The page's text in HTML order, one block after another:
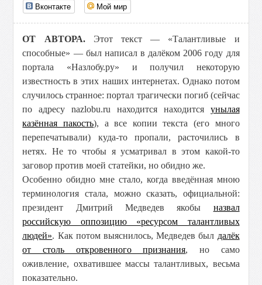
Вконтакте Мой мир
ОТ АВТОРА.Этот текст — «Талантливые и
способные» — был написал в далёком 2006 году для
портала «Назлобу.ру» и получил некоторую
известность в этих наших интернетах. Однако потом
случилось странное: портал трагически погиб (сейчас
по адресу nazlobu.ru находится находится унылая
казённая пакость), а все копии текста (его много
перепечатывали) куда-то пропали, расточились в
нетях. Не то чтобы я усматривал в этом какой-то
заговор против моей статейки, но обидно же.
Особенно обидно мне стало, когда введённая мною
терминология стала, можно сказать, официальной:
президент Дмитрий Медведев якобы назвал
российскую оппозицию «ресурсом талантливых
людей». Как потом выяснилось, Медведев был далёк
от столь откровенного признания, но само
оживление, охватившее массы талантливых, весьма
показательно.